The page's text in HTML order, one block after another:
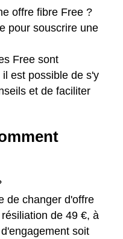
offre fibre Free ?
pour souscrire une
Free sont
est possible de s'y
et de faciliter
de changer d'offre
de 49 €, à
soit